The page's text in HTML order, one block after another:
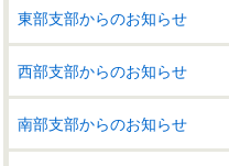
東部支部からのお知らせ
西部支部からのお知らせ
南部支部からのお知らせ